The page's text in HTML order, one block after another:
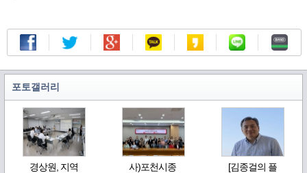
포토갤러리
경상원, 지역
사)포천시종
[김종걸의 플